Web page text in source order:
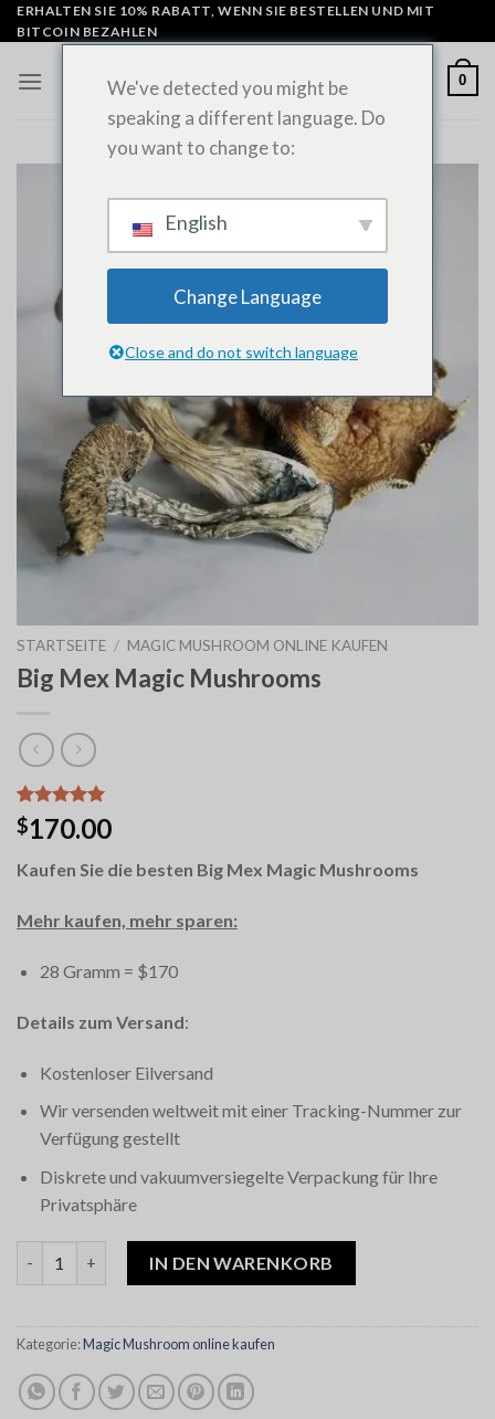
Zum
Inhalt
ERHALTEN SIE 10% RABATT, WENN SIE BESTELLEN UND MIT
BITCOIN BEZAHLEN
0
STARTSEITE / MAGIC MUSHROOM ONLINE KAUFEN
Big Mex Magic Mushrooms
Bewertet
mit5.00
basierend
12
$170.00
Kaufen Sie die besten Big Mex Magic Mushrooms
Mehr kaufen, mehr sparen:
28 Gramm = $170
Details zum Versand:
Kostenloser Eilversand
Wir versenden weltweit mit einer Tracking-Nummer zur
Verfügung gestellt
Diskrete und vakuumversiegelte Verpackung für Ihre
Privatsphäre
IN DEN WARENKORB
Kategorie:Magic Mushroom online kaufen
We've detected you might be
speaking a different language. Do
you want to change to:
English
Change Language
Close and do not switch language